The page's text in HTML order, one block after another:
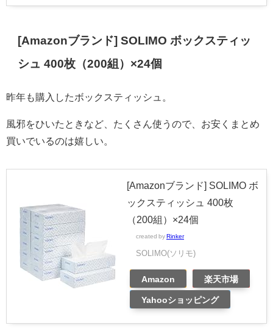
[Amazonブランド] SOLIMO ボックスティッ
シュ 400枚（200組）×24個
昨年も購入したボックスティッシュ。
風邪をひいたときなど、たくさん使うので、お安くまとめ
買いでいるのは嬉しい。
[Amazonブランド] SOLIMO ボ
ックスティッシュ 400枚
（200組）×24個
created by Rinker
SOLIMO(ソリモ)
Amazon 楽天市場
Yahooショッピング